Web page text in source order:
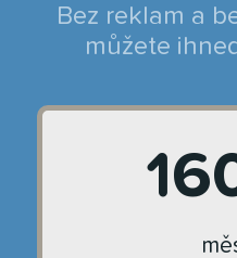
Bez reklam a
můžete